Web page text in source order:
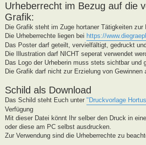
Urheberrecht im Bezug auf die
Grafik:
Die Grafik steht im Zuge hortaner Tätigkeiten zur
Die Urheberrechte liegen bei https://
Das Poster darf geteilt, vervielfältigt, gedruckt
Die Illustration darf NICHT seperat verwendet
Das Logo der Urheberin muss stets sichtbar und
Die Grafik darf nicht zur Erzielung von Gewinnen
Schild als Download
Das Schild steht Euch unter "Druckvorlage
Verfügung
Mit dieser Datei könnt Ihr selber den Druck in
oder diese am PC selbst ausdrucken.
Zur Verwendung sind die Urheberrechte zu